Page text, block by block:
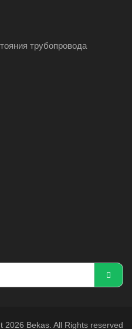
трубопровода
2026 Bekas. All Rights reserved